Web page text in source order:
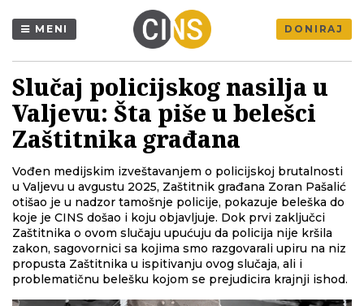
MENI DONIRAJ
Slučaj policijskog nasilja u
Valjevu: Šta piše u belešci
Zaštitnika građana
Vođen medijskim izveštavanjem o policijskoj brutalnosti
u Valjevu u avgustu 2025, Zaštitnik građana Zoran Pašalić
otišao je u nadzor tamošnje policije, pokazuje beleška do
koje je CINS došao i koju objavljuje. Dok prvi zaključci
Zaštitnika o ovom slučaju upućuju da policija nije kršila
zakon, sagovornici sa kojima smo razgovarali upiru na niz
propusta Zaštitnika u ispitivanju ovog slučaja, ali i
problematičnu belešku kojom se prejudicira krajnji ishod.